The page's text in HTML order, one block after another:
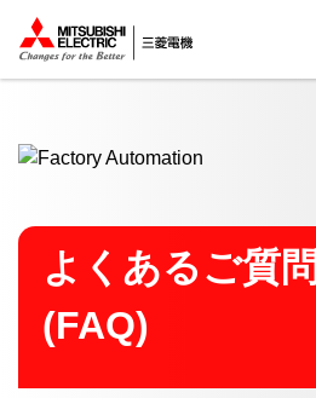
ここから本文
よくあるご質問
(FAQ)